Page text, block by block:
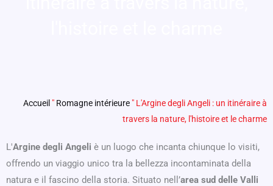
Accueil " Romagne intérieure " L'Argine degli Angeli : un itinéraire à
travers la nature, l'histoire et le charme
L'Argine degli Angeli è un luogo che incanta chiunque lo visiti,
offrendo un viaggio unico tra la bellezza incontaminata della
natura e il fascino della storia. Situato nell’area sud delle Valli